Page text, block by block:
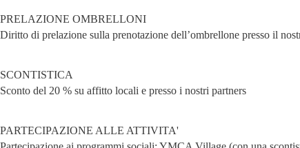
PRELAZIONE OMBRELLONI
Diritto di prelazione sulla prenotazione dell’ombrellone presso il
SCONTISTICA
Sconto del 20 % su affitto locali e presso i nostri partners
PARTECIPAZIONE ALLE ATTIVITA'